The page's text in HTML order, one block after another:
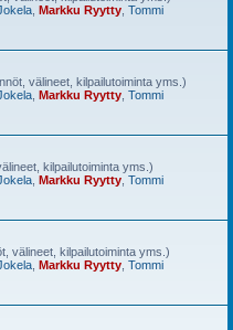
Markku Ryytty Tommi
välineet, kilpailutoiminta yms.)
Markku Ryytty Tommi
kilpailutoiminta yms.)
Markku Ryytty Tommi
välineet, kilpailutoiminta yms.)
Markku Ryytty Tommi